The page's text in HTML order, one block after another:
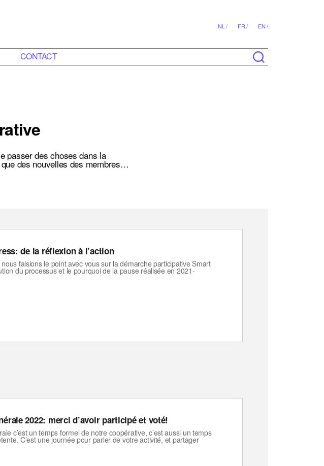
NL / FR / EN /
CONTACT
passer des choses dans la
des nouvelles des membres…
de la réflexion à l’action
faisions le point avec vous sur la démarche participative Smart
du processus et le pourquoi de la pause réalisée en 2021-
2022: merci d’avoir participé et voté!
c’est un temps formel de notre coopérative, c’est aussi un temps
C’est une journée pour parler de votre activité, et partager